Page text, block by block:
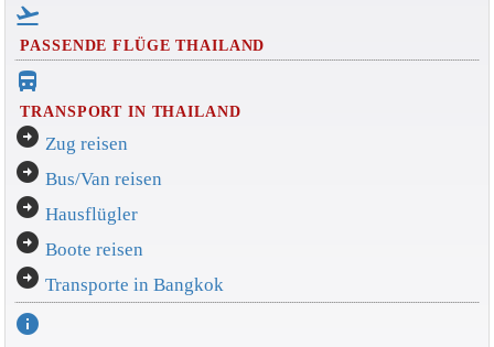
flight_takeoff
PASSENDE FLÜGE THAILAND
directions_bus_filled
TRANSPORT IN THAILAND
arrow_circle_right Zug reisen
arrow_circle_right Bus/Van reisen
arrow_circle_right Hausflügler
arrow_circle_right Boote reisen
arrow_circle_right Transporte in Bangkok
info